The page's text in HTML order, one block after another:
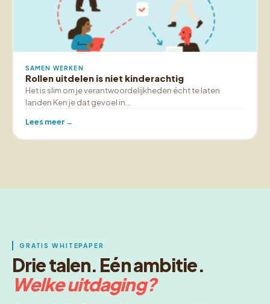
SAMEN WERKEN
Rollen uitdelen is niet kinderachtig
Het is slim om je verantwoordelijkheden écht te laten
landen Ken je dat gevoel in…
Lees meer →
GRATIS WHITEPAPER
Drie talen. Eén ambitie.
Welke uitdaging?